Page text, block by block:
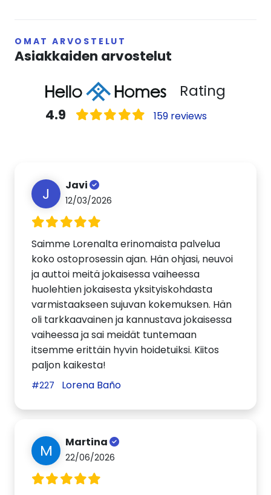
OMAT ARVOSTELUT
Asiakkaiden arvostelut
Rating
4.9 159 reviews
J Javi
12/03/2026
Saimme Lorenalta erinomaista palvelua
koko ostoprosessin ajan. Hän ohjasi, neuvoi
ja auttoi meitä jokaisessa vaiheessa
huolehtien jokaisesta yksityiskohdasta
varmistaakseen sujuvan kokemuksen. Hän
oli tarkkaavainen ja kannustava jokaisessa
vaiheessa ja sai meidät tuntemaan
itsemme erittäin hyvin hoidetuiksi. Kiitos
paljon kaikesta!
#227 Lorena Baño
M Martina
22/06/2026